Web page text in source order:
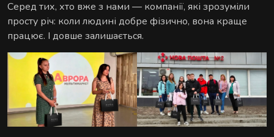
Серед тих, хто вже з нами — компанії, які зрозуміли
просту річ: коли людині добре фізично, вона краще
працює. І довше залишається.